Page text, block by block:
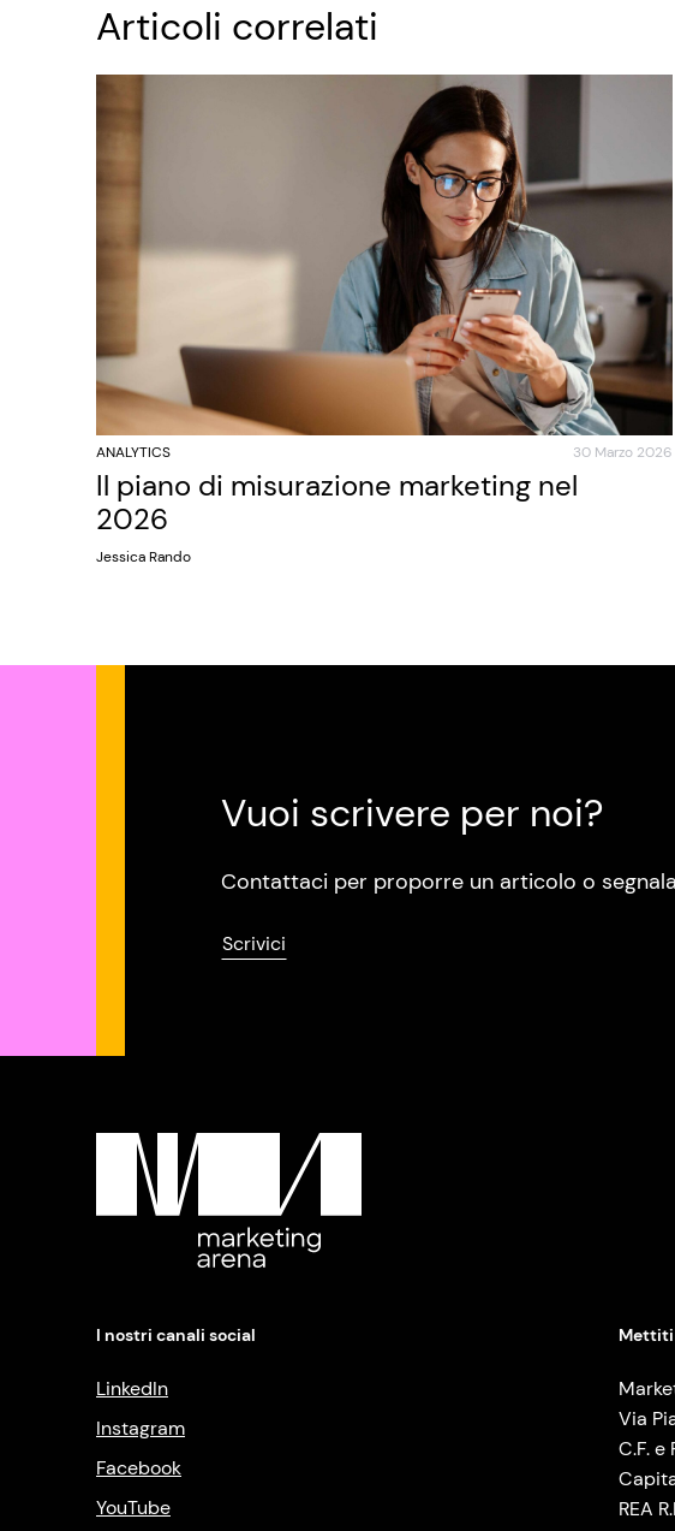
Articoli correlati
ANALYTICS 30 Marzo 2026
Il piano di misurazione marketing nel
2026
Jessica Rando
Vuoi scrivere per noi?
Contattaci per proporre un articolo o
Scrivici
I nostri canali social
LinkedIn
Instagram
Facebook
YouTube
Via
C.F. e
REA